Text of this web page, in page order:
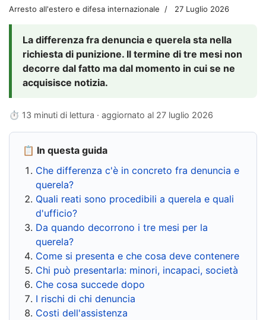
Arresto all'estero e difesa internazionale 27 Luglio 2026
La differenza fra denuncia e querela sta nella
richiesta di punizione. Il termine di tre mesi non
decorre dal fatto ma dal momento in cui se ne
acquisisce notizia.
⏱ 13 minuti di lettura · aggiornato al 27 luglio 2026
📋 In questa guida
Che differenza c'è in concreto fra denuncia e
querela?
Quali reati sono procedibili a querela e quali
d'ufficio?
Da quando decorrono i tre mesi per la
querela?
Come si presenta e che cosa deve contenere
Chi può presentarla: minori, incapaci, società
Che cosa succede dopo
I rischi di chi denuncia
Costi dell'assistenza